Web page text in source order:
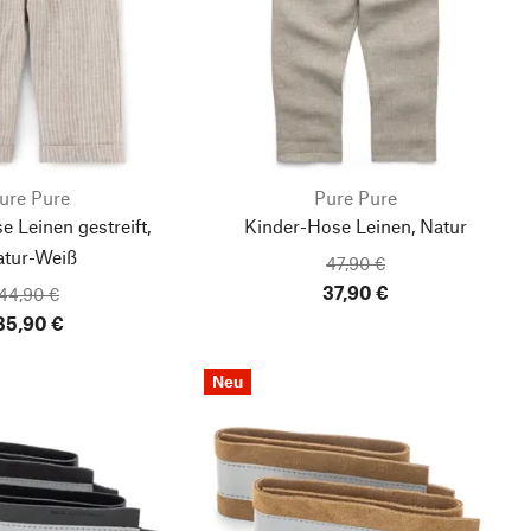
Pure
Leinen gestreift,
Weiß
€
€
Pure Pure
Kinder-Hose Leinen, Natur
47,90 €
37,90 €
Neu